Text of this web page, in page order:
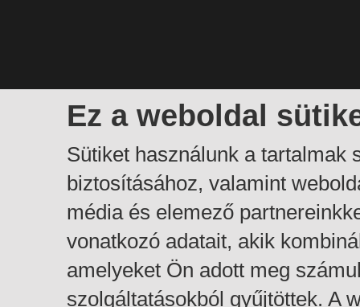
Ez a weboldal
Sütiket használunk a tartalmak
biztosításához, valamint
média és elemező
vonatkozó adatait, akik
amelyeket Ön adott meg
szolgáltatásokból gyűjtöttek. A